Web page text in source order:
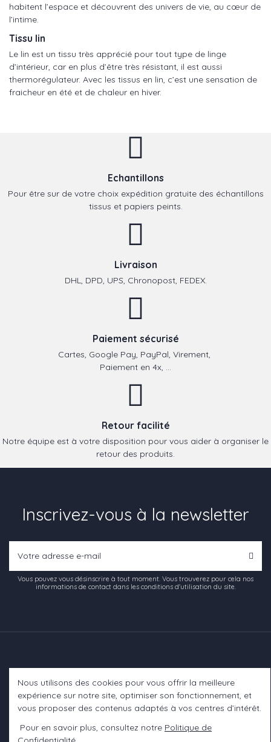
habitent l’espace et découvrent des univers de vie, au cœur de
l’intime.
Tissu lin
Le lin est un tissu très apprécié pour tout type de linge
d’intérieur, car en plus d’être très résistant, il est aussi
thermorégulateur. Avec les tissus en lin, c’est une sensation de
fraicheur en été et de chaleur en hiver.
Echantillons
Pour être sur de votre choix expédition gratuite des échantillons
tissus et papiers peints.
Livraison
DHL, DPD, UPS, Chronopost, FEDEX.
Paiement sécurisé
Cartes, Google Pay, PayPal, Virement,
Paiement en 4x, ...
Retour facilité
Notre équipe est à votre disposition pour vous aider à organiser le
retour des produits.
Inscrivez-vous à la newsletter
Vous pouvez vous désinscrire à tout moment. Vous trouverez pour cela nos
informations de contact dans les conditions d'utilisation du site.
Informations
Nous utilisons des cookies pour vous offrir la meilleure
expérience sur notre site, optimiser son fonctionnement, et
vous proposer des contenus adaptés à vos centres d’intérêt.
Pour en savoir plus, consultez notre Politique de